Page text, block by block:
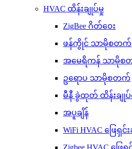
HVAC ထိန်းချုပ်မှု
ZigBee ဂိတ်ဝေး
ဖန်ကွိုင် သာမိုစတက်
အမေရိကန် သာမိုစ
ဥရောပ သာမိုစတက်
မီနီ ခွဲထုတ် ထိန်းချု
အပူချိန်
WiFi HVAC ဖြေရှင်
Zigbee HVAC ဖြေ